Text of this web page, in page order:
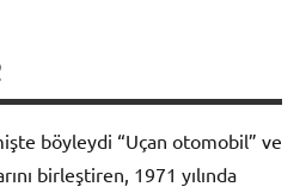
böyleydi “Uçan otomobil” ve
birleştiren, 1971 yılında